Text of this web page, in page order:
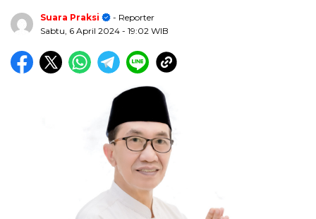
Suara Praksi
- Reporter
Sabtu, 6 April 2024 - 19:02 WIB